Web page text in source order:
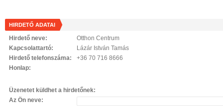
HIRDETŐ ADATAI
Hirdető neve:
Otthon Centrum
Kapcsolattartó:
Lázár István Tamás
Hirdető telefonszáma:
+36 70 716 8666
Honlap:
Üzenetet küldhet a hirdetőnek:
Az Ön neve: